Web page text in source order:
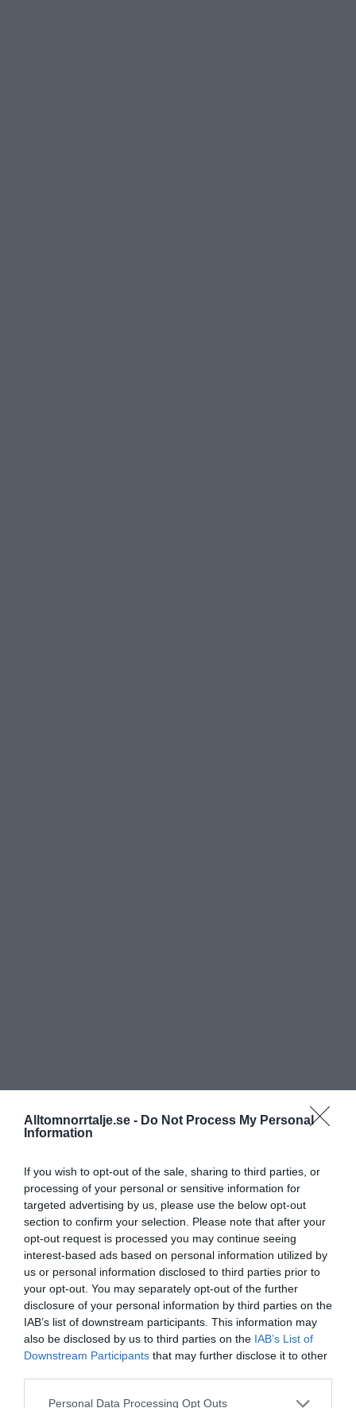
Alltomnorrtalje.se - Do Not Process My Personal
Information
If you wish to opt-out of the sale, sharing to third parties, or
processing of your personal or sensitive information for
targeted advertising by us, please use the below opt-out
section to confirm your selection. Please note that after your
opt-out request is processed you may continue seeing
interest-based ads based on personal information utilized by
us or personal information disclosed to third parties prior to
your opt-out. You may separately opt-out of the further
disclosure of your personal information by third parties on the
IAB’s list of downstream participants. This information may
also be disclosed by us to third parties on the IAB’s List of
Downstream Participants that may further disclose it to other
Personal Data Processing Opt Outs